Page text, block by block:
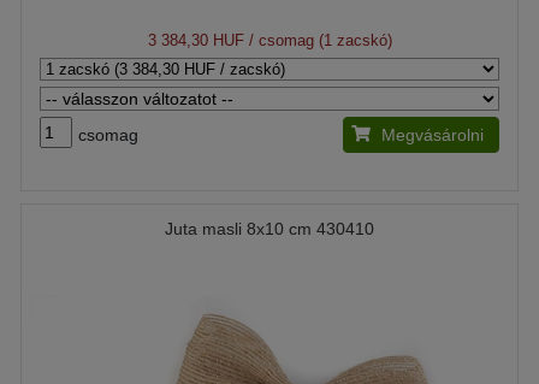
3 384,30 HUF/ csomag (1 zacskó)
csomag Megvásárolni
Juta masli 8x10 cm 430410